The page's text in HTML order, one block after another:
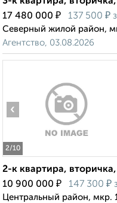
17 480 000 ₽ 137 500 ₽
Северный жилой район,
Агентство, 03.08.2026
2/10
‹
2-к квартира,
10 900 000 ₽ 147 300 ₽
Центральный район, мкр.